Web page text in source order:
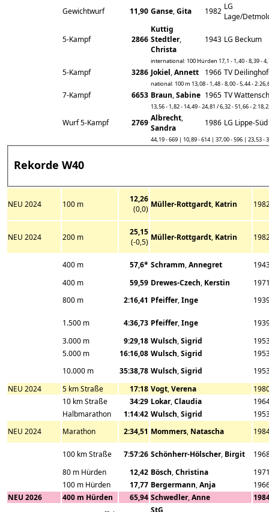
Gewichtwurf
11,90 Ganse,Gita 1982 LG
Lage/
5-Kampf 2866
Kuttig
Stedtler,
Christa
1943 LG Beckum
international: 100 Hürden 17,1 - 1,40 - 8,39 -
5-Kampf 3286 Jokiel,Annett 1966 TV
national: 100 m 13,08 - 1,48 - 8,00 - 5,44 -
7-Kampf 6653 Braun,Sabine 1965 TV
13,56 - 1,82 - 14,49 - 24,81 / 6,32 - 51,66 -
Wurf 5-Kampf 2769 Albrecht,
Sandra
1986 LG Lippe-Süd
44,19 - 669 | 10,89 - 614 | 37,00 - 596 | 23,53 -
Rekorde W40
NEU 2024 100 m
12,26
(0,0) Müller-Rottgardt, Katrin
NEU 2024 200 m
25,15
(-0,5) Müller-Rottgardt, Katrin
400 m 57,6* Schramm,Annegret
400 m
59,59 Drewes-Czech, Kerstin
800 m
2:16,41 Pfeiffer,Inge
1.500 m 4:36,73 Pfeiffer,Inge
3.000 m
9:29,18 Wulsch,Sigrid
5.000 m
16:16,08 Wulsch,Sigrid
10.000 m
35:38,78 Wulsch,Sigrid
NEU 2024
5 km Straße 17:18 Vogt,Verena
10 km Straße
34:29 Lokar,Claudia
Halbmarathon
1:14:42 Wulsch,Sigrid
NEU 2024
Marathon 2:34,51 Mommers, Natascha
100 km Straße 7:57:26 Schönherr-Hölscher, Birgit
80 m Hürden
12,42 Bösch,Christina
100 m Hürden
17,77 Bergermann,Anja
NEU 2026
400 m Hürden 65,94 Schwedler,Anne
StG